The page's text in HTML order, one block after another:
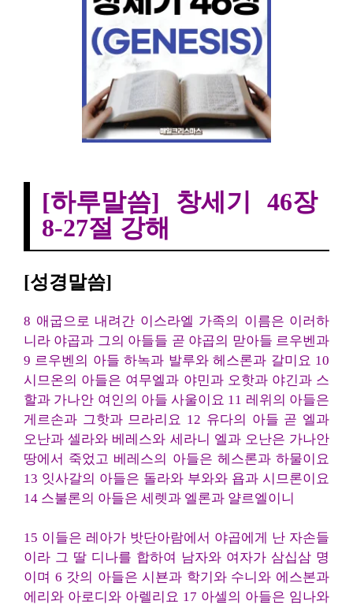
[하루말씀] 창세기 46장
8-27절 강해
[성경말씀]
8 애굽으로 내려간 이스라엘 가족의 이름은 이러하
니라 야곱과 그의 아들들 곧 야곱의 맏아들 르우벤과
9 르우벤의 아들 하녹과 발루와 헤스론과 갈미요 10
시므온의 아들은 여무엘과 야민과 오핫과 야긴과 스
할과 가나안 여인의 아들 사울이요 11 레위의 아들은
게르손과 그핫과 므라리요 12 유다의 아들 곧 엘과
오난과 셀라와 베레스와 세라니 엘과 오난은 가나안
땅에서 죽었고 베레스의 아들은 헤스론과 하물이요
13 잇사갈의 아들은 돌라와 부와와 욥과 시므론이요
14 스불론의 아들은 세렛과 엘론과 얄르엘이니
15 이들은 레아가 밧단아람에서 야곱에게 난 자손들
이라 그 딸 디나를 합하여 남자와 여자가 삼십삼 명
이며 6 갓의 아들은 시뵨과 학기와 수니와 에스본과
에리와 아로디와 아렐리요 17 아셀의 아들은 임나와